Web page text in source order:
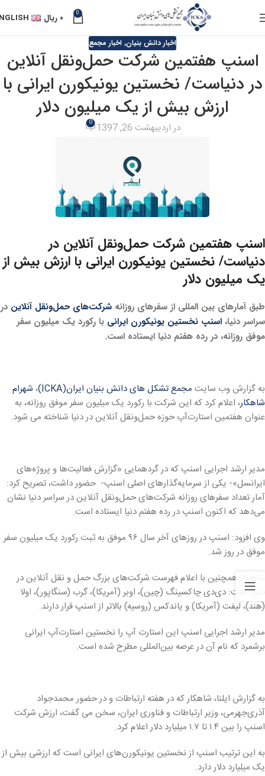
0 ۰ ریال
اخبار دانش بنیان, اخبار مجمع
اسنپ هفتمین شرکت‌ حمل‌ونقل آنلاین
در دنیاست/ نخستین یونیکورن ایرانی با
ارزش بیش از یک میلیون دلار
در اردیبهشت 26, 1397 0
اسنپ هفتمین شرکت‌ حمل‌ونقل آنلاین در
دنیاست/ نخستین یونیکورن ایرانی با ارزش بیش از
یک میلیون دلار
طبق آمارهای بین المللی از سفرهای روزانه شرکت‌های حمل‌ونقل آنلاین در
سراسر دنیا، اسنپ نخستین یونیکورن ایرانی با رکورد یک میلیون سفر
موفق روزانه، در رده هفتم دنیا ایستاده است.
به گزارش وب سایت مجمع تشکل های دانش بنیان ایران(ICKA) ، شهرام
شاهکار، اعلام کرد که این شرکت با رکورد یک میلیون سفر موفق روزانه، به
عنوان هفتمین استارت‌آپ حوزه حمل‌ونقل آنلاین در دنیا شناخته می شود.
مدیر ارشد اجرایی اسنپ که در گردهمایی «گزارش فعالیت‌ها و پروژه‌های
ایرانسل»- یکی از سرمایه‌گذارهای اصلی‌ اسنپ- حضور داشت، تصریح کرد:
آمار تعداد سفرهای روزانه شرکت‌های حمل‌ونقل آنلاین در سراسر دنیا نشان
می‌دهد که اکنون اسنپ در رده هفتم دنیا ایستاده است.
وی افزود: اسنپ در روزهای آخر سال ۹۶ موفق به ثبت رکورد یک میلیون سفر
موفق در روز شد.
شاهکار همچنین با اعلام فهرست شرکت‌های بزرگ حمل و نقل آنلاین در
دنیا، گفت: دی‌دی چاکسینگ (چین)، اوبر (آمریکا)، گرب (سنگاپور)، اولا
(هند)، لیفت (آمریکا) و یاندکس (روسیه) بالاتر از اسنپ قرار دارند.
مدیر ارشد اجرایی اسنپ این استارت آپ را نخستین استارت‌آپ ایرانی
برشمرد که نام آن در عرصه بین‌المللی مطرح شده است.
به گزارش ایلنا، شاهکار که در هفته ارتباطات و در حضور محمدجواد
آذری‌جهرمی، وزیر ارتباطات و فناوری ایران، سخن می گفت، ارزش شرکت
اسنپ را بین ۱.۴ تا ۱.۷ میلیارد دلار اعلام کرد.
به این ترتیب اسنپ از نخستین یونیکورن‌های ایرانی است که ارزشی بیش از
یک میلیارد دلار دارد.